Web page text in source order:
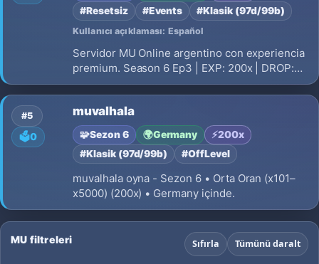
#Resetsiz
#Events #Klasik (97d/99b)
Kullanıcı açıklaması: Español
Servidor MU Online argentino con experiencia
premium. Season 6 Ep3 | EXP: 200x | DROP:
30% | Eventos automaticos | Sin P2W |
Comunidad activa. Unite a MuCueva!
#5
🗳️0
muvalhala
🧩Sezon 6 🌍Germany ⚡200x
#Klasik (97d/99b)
#OffLevel
muvalhala oyna - Sezon 6 • Orta Oran (x101–
x5000) (200x) • Germany içinde.
MU filtreleri Sıfırla Tümünü daralt